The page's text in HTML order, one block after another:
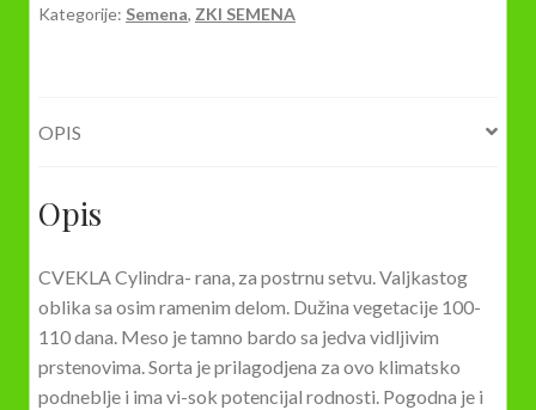
količina
Kategorije: Semena, ZKI SEMENA
OPIS
Opis
CVEKLA Cylindra- rana, za postrnu setvu. Valjkastog
oblika sa osim ramenim delom. Dužina vegetacije 100-
110 dana. Meso je tamno bardo sa jedva vidljivim
prstenovima. Sorta je prilagodjena za ovo klimatsko
podneblje i ima vi-sok potencijal rodnosti. Pogodna je i